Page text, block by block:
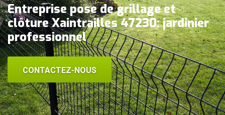
Entreprise pose de grillage et
clôture Xaintrailles 47230: jardinier
professionnel
CONTACTEZ-NOUS